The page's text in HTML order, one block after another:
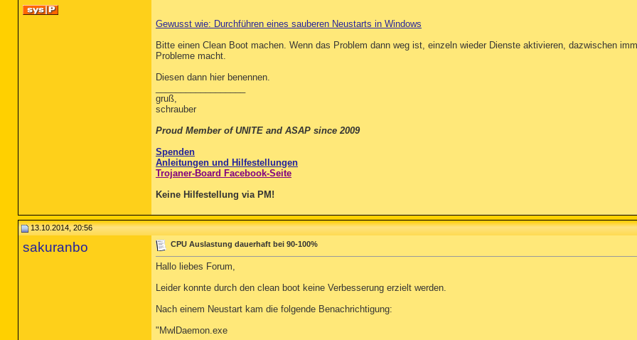
Gewusst wie: Durchführen eines sauberen Neustarts in Windows
Bitte einen Clean Boot machen. Wenn das Problem dann weg ist, einzeln wieder Dienste aktivieren, dazwischen
Probleme macht.
Diesen dann hier benennen.
gruß,
schrauber
Proud Member of UNITE and ASAP since 2009
Spenden
Anleitungen und Hilfestellungen
Trojaner-Board Facebook-Seite
Keine Hilfestellung via PM!
13.10.2014, 20:56
sakuranbo CPU Auslastung dauerhaft bei 90-100%
Hallo liebes Forum,
Leider konnte durch den clean boot keine Verbesserung erzielt werden.
Nach einem Neustart kam die folgende Benachrichtigung:
"MwlDaemon.exe